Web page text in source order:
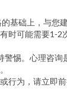
基础上，与您
时可能需要1-2
警惕。心理咨询
行为，请立即